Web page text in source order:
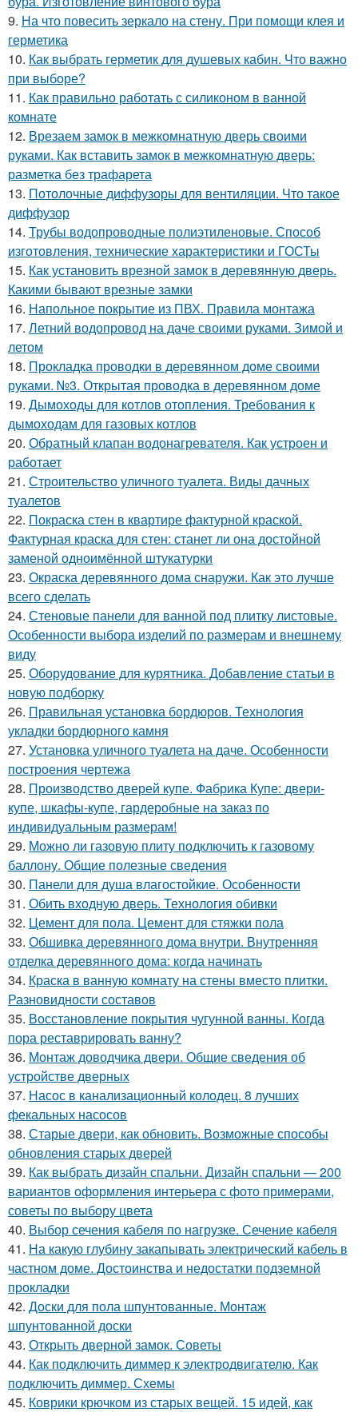
9. На что повесить зеркало на стену. При помощи клея и
герметика
10. Как выбрать герметик для душевых кабин. Что важно
при выборе?
11. Как правильно работать с силиконом в ванной
комнате
12. Врезаем замок в межкомнатную дверь своими
руками. Как вставить замок в межкомнатную дверь:
разметка без трафарета
13. Потолочные диффузоры для вентиляции. Что такое
диффузор
14. Трубы водопроводные полиэтиленовые. Способ
изготовления, технические характеристики и ГОСТы
15. Как установить врезной замок в деревянную дверь.
Какими бывают врезные замки
16. Напольное покрытие из ПВХ. Правила монтажа
17. Летний водопровод на даче своими руками. Зимой и
летом
18. Прокладка проводки в деревянном доме своими
руками. №3. Открытая проводка в деревянном доме
19. Дымоходы для котлов отопления. Требования к
дымоходам для газовых котлов
20. Обратный клапан водонагревателя. Как устроен и
работает
21. Строительство уличного туалета. Виды дачных
туалетов
22. Покраска стен в квартире фактурной краской.
Фактурная краска для стен: станет ли она достойной
заменой одноимённой штукатурки
23. Окраска деревянного дома снаружи. Как это лучше
всего сделать
24. Стеновые панели для ванной под плитку листовые.
Особенности выбора изделий по размерам и внешнему
виду
25. Оборудование для курятника. Добавление статьи в
новую подборку
26. Правильная установка бордюров. Технология
укладки бордюрного камня
27. Установка уличного туалета на даче. Особенности
построения чертежа
28. Производство дверей купе. Фабрика Купе: двери-
купе, шкафы-купе, гардеробные на заказ по
индивидуальным размерам!
29. Можно ли газовую плиту подключить к газовому
баллону. Общие полезные сведения
30. Панели для душа влагостойкие. Особенности
31. Обить входную дверь. Технология обивки
32. Цемент для пола. Цемент для стяжки пола
33. Обшивка деревянного дома внутри. Внутренняя
отделка деревянного дома: когда начинать
34. Краска в ванную комнату на стены вместо плитки.
Разновидности составов
35. Восстановление покрытия чугунной ванны. Когда
пора реставрировать ванну?
36. Монтаж доводчика двери. Общие сведения об
устройстве дверных
37. Насос в канализационный колодец. 8 лучших
фекальных насосов
38. Старые двери, как обновить. Возможные способы
обновления старых дверей
39. Как выбрать дизайн спальни. Дизайн спальни — 200
вариантов оформления интерьера с фото примерами,
советы по выбору цвета
40. Выбор сечения кабеля по нагрузке. Сечение кабеля
41. На какую глубину закапывать электрический кабель в
частном доме. Достоинства и недостатки подземной
прокладки
42. Доски для пола шпунтованные. Монтаж
шпунтованной доски
43. Открыть дверной замок. Советы
44. Как подключить диммер к электродвигателю. Как
подключить диммер. Схемы
45. Коврики крючком из старых вещей. 15 идей, как